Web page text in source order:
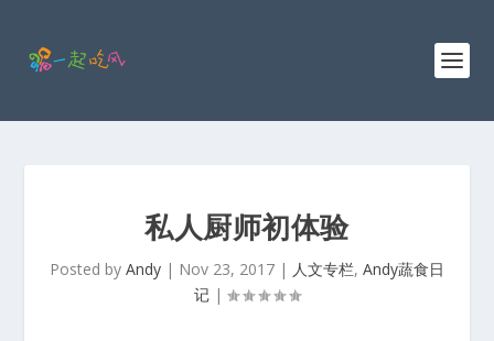
私人厨师初体验
Posted by Andy | Nov 23, 2017 | 人文专栏, Andy蔬食日
记 |